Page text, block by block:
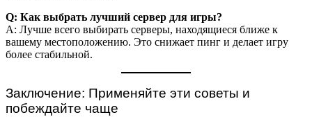
Q: Как выбрать лучший сервер для игры?
A: Лучше всего выбирать серверы, находящиеся ближе к
вашему местоположению. Это снижает пинг и делает игру
более стабильной.
Заключение: Применяйте эти советы и
побеждайте чаще